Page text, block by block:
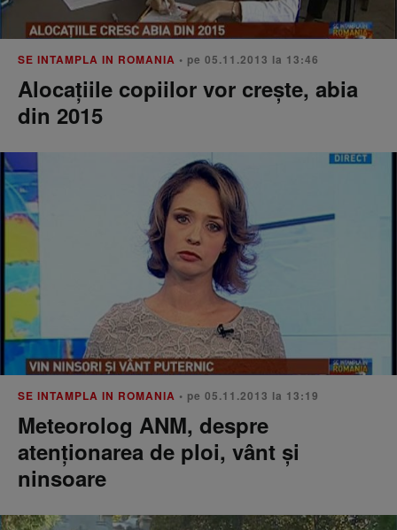
SE INTAMPLA IN ROMANIA • pe 05.11.2013 la 13:46
Alocaţiile copiilor vor creşte, abia
din 2015
SE INTAMPLA IN ROMANIA • pe 05.11.2013 la 13:19
Meteorolog ANM, despre
atenţionarea de ploi, vânt şi
ninsoare